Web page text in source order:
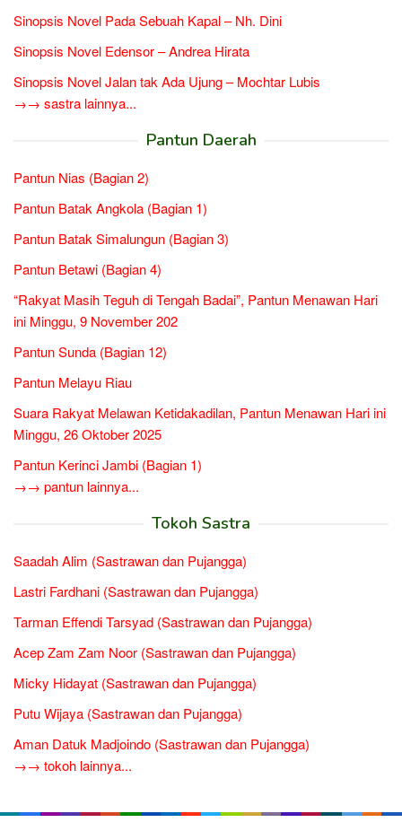
Sinopsis Novel Pada Sebuah Kapal – Nh. Dini
Sinopsis Novel Edensor – Andrea Hirata
Sinopsis Novel Jalan tak Ada Ujung – Mochtar Lubis
→→ sastra lainnya...
Pantun Daerah
Pantun Nias (Bagian 2)
Pantun Batak Angkola (Bagian 1)
Pantun Batak Simalungun (Bagian 3)
Pantun Betawi (Bagian 4)
“Rakyat Masih Teguh di Tengah Badai”, Pantun Menawan Hari
ini Minggu, 9 November 202
Pantun Sunda (Bagian 12)
Pantun Melayu Riau
Suara Rakyat Melawan Ketidakadilan, Pantun Menawan Hari ini
Minggu, 26 Oktober 2025
Pantun Kerinci Jambi (Bagian 1)
→→ pantun lainnya...
Tokoh Sastra
Saadah Alim (Sastrawan dan Pujangga)
Lastri Fardhani (Sastrawan dan Pujangga)
Tarman Effendi Tarsyad (Sastrawan dan Pujangga)
Acep Zam Zam Noor (Sastrawan dan Pujangga)
Micky Hidayat (Sastrawan dan Pujangga)
Putu Wijaya (Sastrawan dan Pujangga)
Aman Datuk Madjoindo (Sastrawan dan Pujangga)
→→ tokoh lainnya...